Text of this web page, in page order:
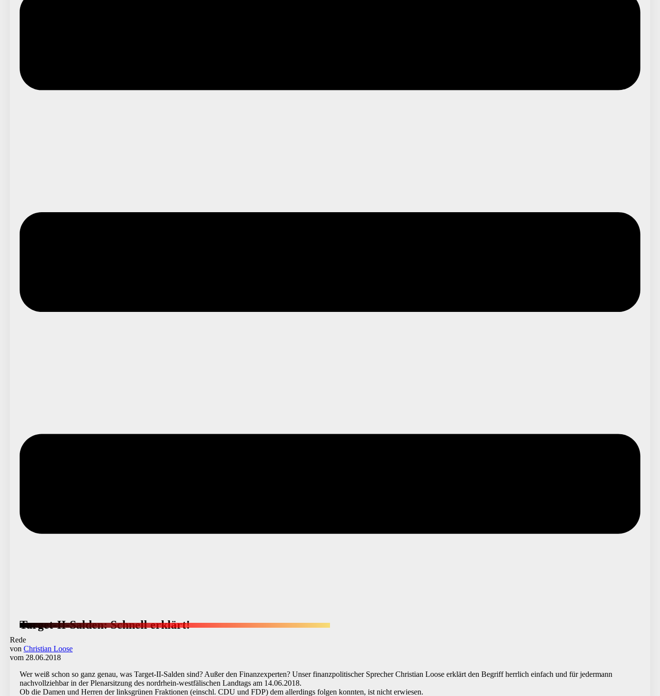
Target-II-Salden: Schnell erklärt!
Rede
von Christian Loose
vom 28.06.2018
Wer weiß schon so ganz genau, was Target-II-Salden sind? Außer den Finanzexperten? Unser finanzpolitischer Sprecher Christian Loose erklärt den Begriff herrlich einfach und für jedermann
nachvollziehbar in der Plenarsitzung des nordrhein-westfälischen Landtags am 14.06.2018.
Ob die Damen und Herren der linksgrünen Fraktionen (einschl. CDU und FDP) dem allerdings folgen konnten, ist nicht erwiesen.